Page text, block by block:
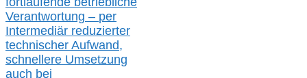
Verantwortung – per
Intermediär reduzierter
technischer Aufwand,
schnellere Umsetzung
auch bei